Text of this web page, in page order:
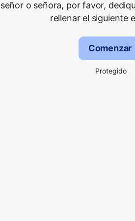
o señora, por favor,
rellenar el siguiente
Comenzar
Protegido